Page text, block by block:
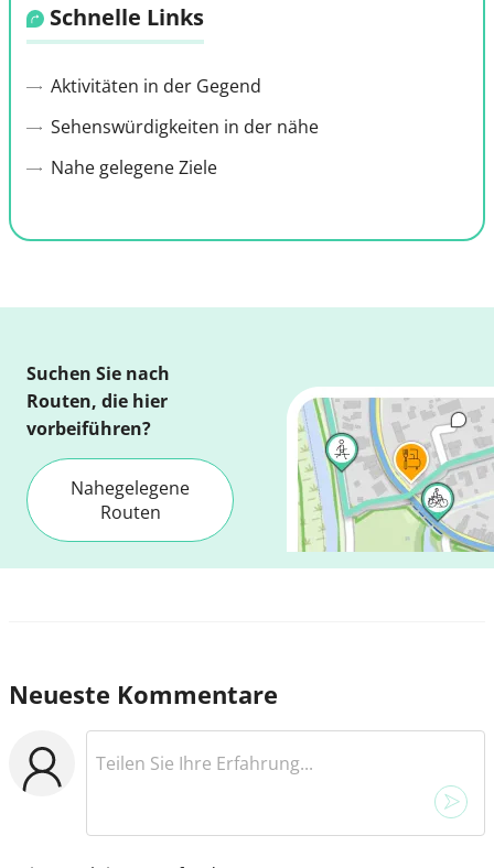
Schnelle Links
Aktivitäten in der Gegend
Sehenswürdigkeiten in der nähe
Nahe gelegene Ziele
Suchen Sie nach
Routen, die hier
vorbeiführen?
Nahegelegene
Routen
Neueste Kommentare